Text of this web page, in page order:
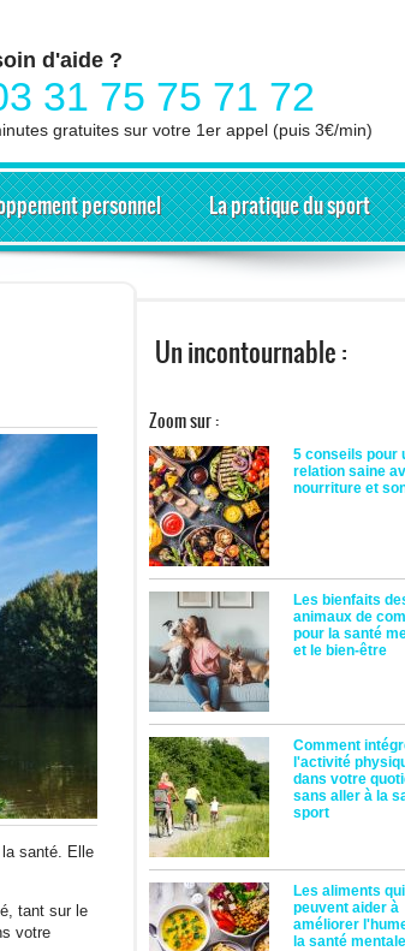
d'aide ?
31 75 75 71 72
gratuites sur votre 1er appel (puis 3€/min)
personnel La pratique du sport
Un incontournable :
Zoom sur :
5 conseils pour
relation saine
nourriture et
Les bienfaits
animaux de
pour la santé
et le bien-être
Comment
l'activité
dans votre
sans aller à la
sport
Les aliments qui
peuvent aider à
améliorer
la santé mentale
santé. Elle
tant sur le
votre